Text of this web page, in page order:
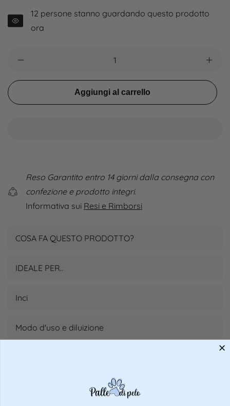
12 persone stanno guardando questo prodotto
ora
Aggiungi al carrello
Reso Garantito entro 14 giorni dalla consegna con
confezione e prodotto integri.
Informativa sui Resi e Rimborsi
COSA FA QUESTO PRODOTTO?
IDEALE PER..
Inci
Modo d'uso e diluizione